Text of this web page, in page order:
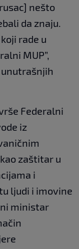
nešto
da znaju.
rade u
MUP”,
Federalni
iz
zaštitar u
i
ljudi i imovine
ministar